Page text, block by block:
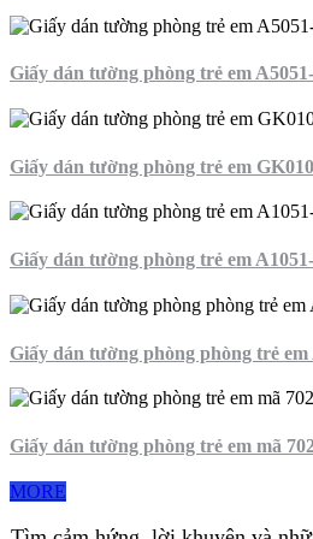
Giấy dán tường phòng trẻ em
Giấy dán tường phòng trẻ em
Giấy dán tường phòng trẻ em
Giấy dán tường phòng phòng trẻ em
Giấy dán tường phòng trẻ em mã
MORE